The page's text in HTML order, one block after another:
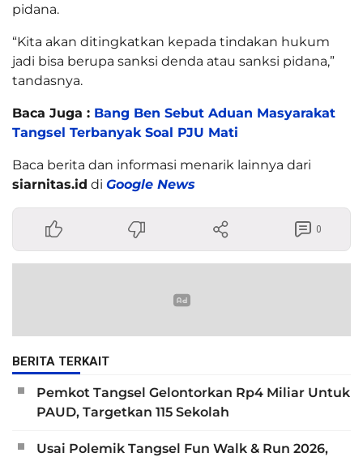
pidana.
“Kita akan ditingkatkan kepada tindakan hukum
jadi bisa berupa sanksi denda atau sanksi pidana,”
tandasnya.
Baca Juga : Bang Ben Sebut Aduan Masyarakat
Tangsel Terbanyak Soal PJU Mati
Baca berita dan informasi menarik lainnya dari
siarnitas.id di Google News
0
BERITA TERKAIT
Pemkot Tangsel Gelontorkan Rp4 Miliar Untuk
PAUD, Targetkan 115 Sekolah
Usai Polemik Tangsel Fun Walk & Run 2026,